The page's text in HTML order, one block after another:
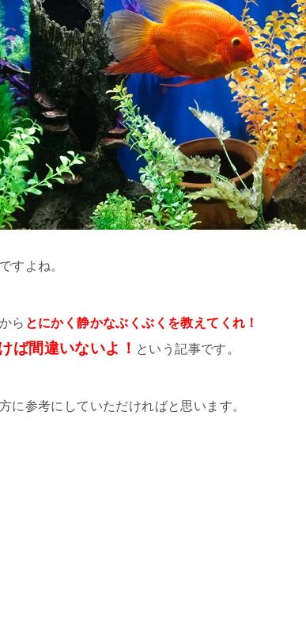
すよね。
ら とにかく静かなぶくぶくを教えてくれ！
ば間違いないよ！ という記事です。
に参考にしていただければと思います。